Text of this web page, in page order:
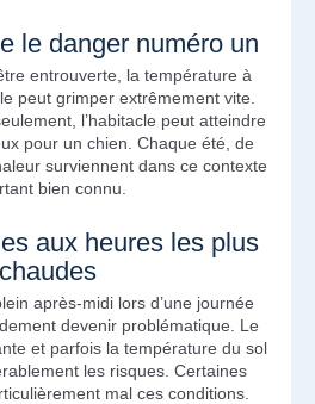
le danger numéro un
entrouverte, la température à
peut grimper extrêmement vite.
l’habitacle peut atteindre
pour un chien. Chaque été, de
surviennent dans ce contexte
bien connu.
aux heures les plus
chaudes
après-midi lors d’une journée
devenir problématique. Le
et parfois la température du sol
les risques. Certaines
mal ces conditions.